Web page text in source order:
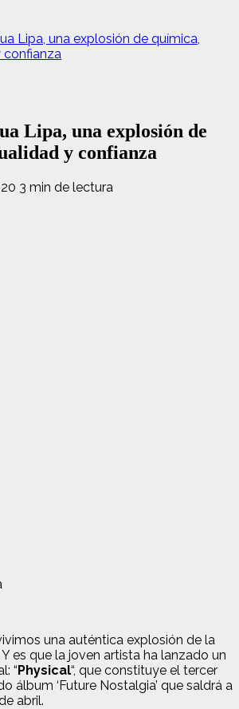
Lipa, una explosión de química,
confianza
Lipa, una explosión de
y confianza
3 min de lectura
una auténtica explosión de la
es que la joven artista ha lanzado un
“Physical“, que constituye el tercer
álbum ‘Future Nostalgia’ que saldrá a
abril.